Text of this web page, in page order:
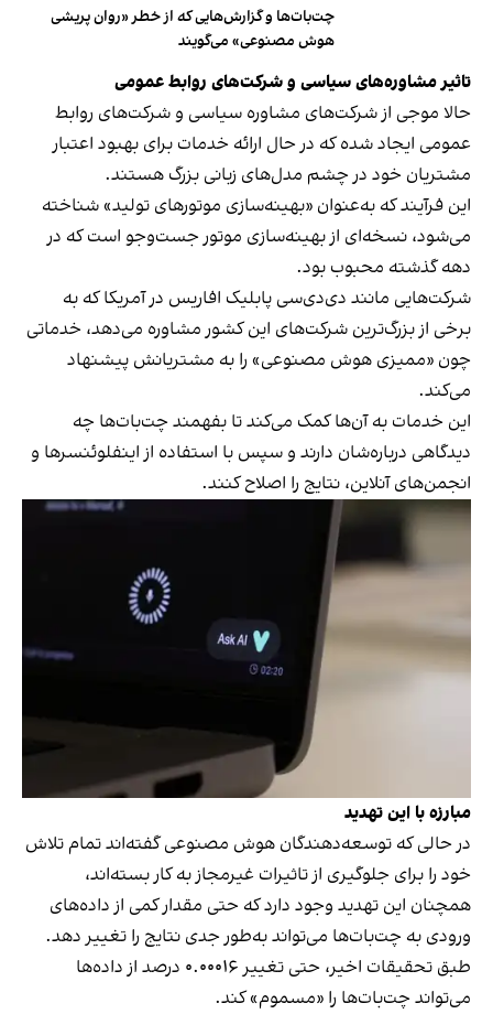
چت‌بات‌ها و گزارش‌هایی که از خطر «روان پریشی
هوش مصنوعی» می‌گویند
تاثیر مشاوره‌های سیاسی و شرکت‌های روابط عمومی
حالا موجی از شرکت‌های مشاوره سیاسی و شرکت‌های روابط
عمومی ایجاد شده که در حال ارائه خدمات برای بهبود اعتبار
مشتریان خود در چشم مدل‌های زبانی بزرگ هستند.
این فرآیند که به‌عنوان «بهینه‌سازی موتورهای تولید» شناخته
می‌شود، نسخه‌ای از بهینه‌سازی موتور جست‌وجو است که در
دهه گذشته محبوب بود.
شرکت‌هایی مانند دی‌دی‌سی‌ پابلیک افاریس در آمریکا که به
برخی از بزرگ‌ترین شرکت‌های این کشور مشاوره می‌دهد، خدماتی
چون «ممیزی هوش مصنوعی» را به مشتریانش پیشنهاد
می‌کند.
این خدمات به آن‌ها کمک می‌کند تا بفهمند چت‌بات‌ها چه
دیدگاهی درباره‌شان دارند و سپس با استفاده از اینفلوئنسرها و
انجمن‌های آنلاین، نتایج را اصلاح کنند.
مبارزه با این تهدید
در حالی که توسعه‌دهندگان هوش مصنوعی گفته‌اند تمام تلاش
خود را برای جلوگیری از تاثیرات غیرمجاز به کار بسته‌اند،
همچنان این تهدید وجود دارد که حتی مقدار کمی از داده‌های
ورودی به چت‌بات‌ها می‌تواند به‌طور جدی نتایج را تغییر دهد.
طبق تحقیقات اخیر، حتی تغییر ۰.۰۰۰۱۶ درصد از داده‌ها
می‌تواند چت‌بات‌ها را «مسموم» کند.